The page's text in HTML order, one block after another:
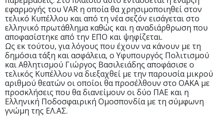
εφαρμογής του VAR η οποία θα χρησιμοποιηθεί στον
τελικό Κυπέλλου και από τη νέα σεζόν εισάγεται στο
ελληνικό πρωτάθλημα καθώς και η αναδιάρθρωση που
αποφασίστηκε από την ΕΠΟ και ψηφίζεται.
Ως εκ τούτου, για λόγους που έχουν να κάνουν με τη
δημόσια τάξη και ασφάλεια, ο Υφυπουργός Πολιτισμού
και Αθλητισμού Γιώργος Βασιλειάδης αποφάσισε ο
τελικός Κυπέλλου να διεξαχθεί με την παρουσία μικρού
αριθμού θεατών οι οποίοι θα προσέλθουν στο ΟΑΚΑ με
προσκλήσεις που θα διανείμουν οι δύο ΠΑΕ και η
Ελληνική Ποδοσφαιρική Ομοσπονδία με τη σύμφωνη
γνώμη της ΕΛ.ΑΣ.